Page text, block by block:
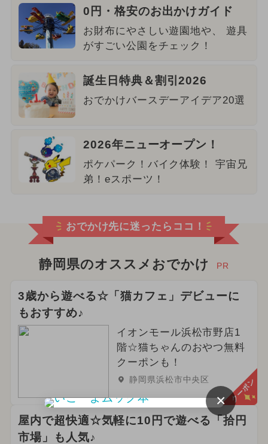
0円・格安のお出かけガイド
お財布にやさしい遊園地や、 遊具
がすごい公園をチェック！
誕生日特典＆割引2026
おでかけバースデーアイデア20選
2026年ニューオープン！
ポケパーク！バイク体験！ 宇宙兄
弟！eスポーツ！
おでかけ先に迷ったらココ！
静岡県のオススメおでかけ PR
3歳から遊べる☆「猫カフェ」デビューに
もおすすめ♪
イオンモール浜松市野店1
階☆猫ちゃんのおやつ無料
クーポンも！
静岡県浜松市中央区 クーポン
屋内で超快適☆気軽に10円で遊べる「拾円
市場」も人気♪
×